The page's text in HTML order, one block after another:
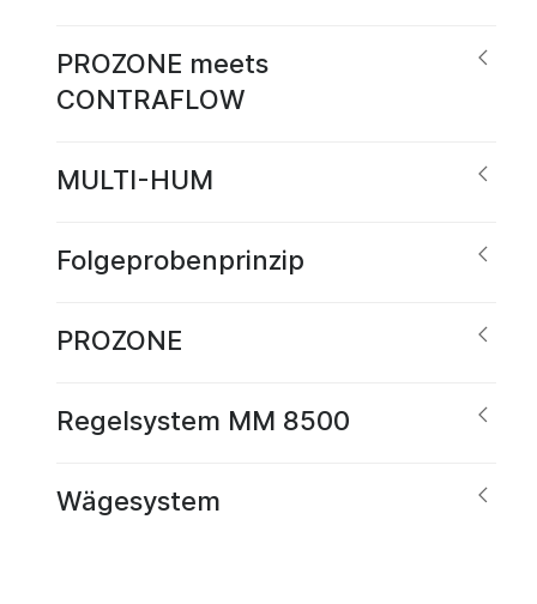
PROZONE meets
CONTRAFLOW
MULTI-HUM
Folgeprobenprinzip
PROZONE
Regelsystem MM 8500
Wägesystem